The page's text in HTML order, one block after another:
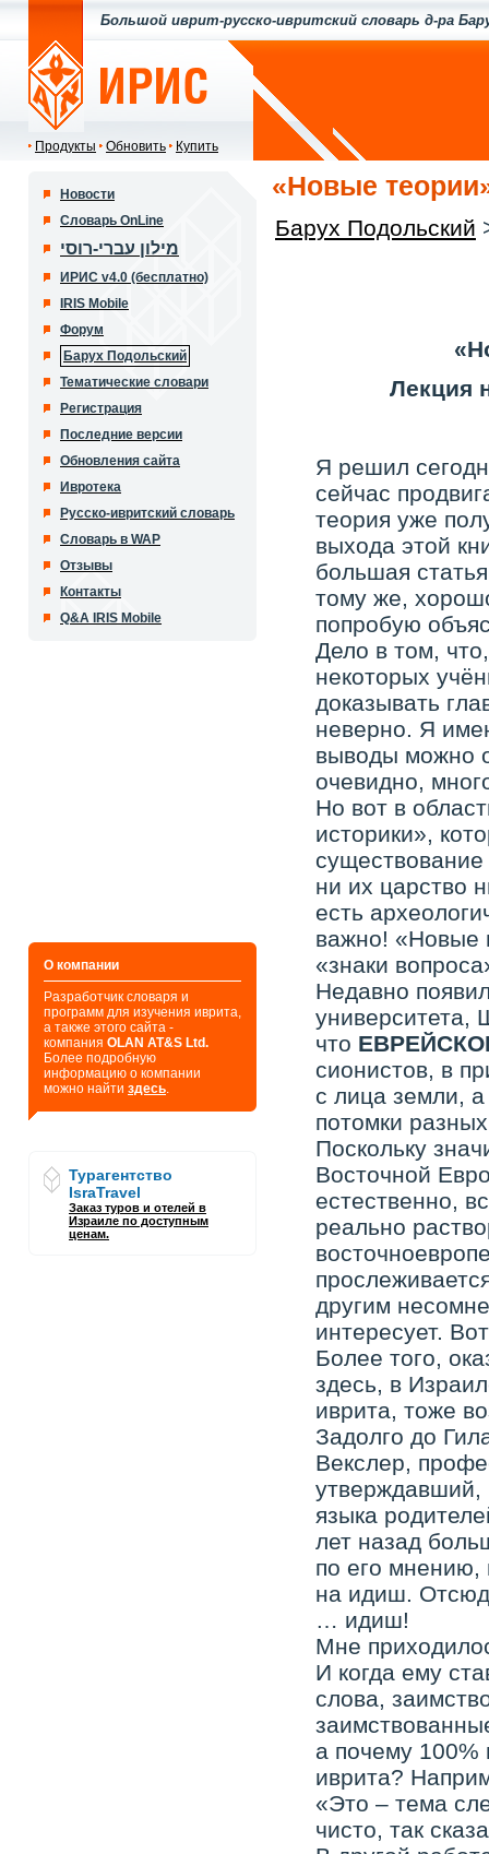
Большой иврит-русско-ивритский словарь д-ра
Продукты Обновить Купить
Новости
Словарь OnLine
מילון עברי-רוסי
ИРИС v4.0 (бесплатно)
IRIS Mobile
Форум
Барух Подольский
Тематические словари
Регистрация
Последние версии
Обновления сайта
Ивротека
Русско-ивритский словарь
Словарь в WAP
Отзывы
Контакты
Q&A IRIS Mobile
О компании
Разработчик словаря и
программ для изучения иврита,
а также этого сайта -
компания OLAN AT&S Ltd.
Более подробную
информацию о компании
можно найти здесь.
Турагентство
IsraTravel
Заказ туров и отелей в
Израиле по доступным
ценам.
«Новые
Барух Подольский
Лекция
Я решил
сейчас
теория уже
выхода этой
большая
тому же,
попробую
Дело в том,
некоторых
доказывать
неверно. Я
выводы можно
очевидно,
Но вот в
историки»,
ни их царство
есть
важно! «Новые
«знаки
Недавно
университета,
что
сионистов, в
с лица земли,
потомки
Поскольку
Восточной
естественно,
реально
другим
интересует.
Более того,
здесь, в
иврита, тоже
Задолго до
Векслер,
утверждавший,
языка
лет назад
по его мнению,
на идиш.
… идиш!
Мне
И когда ему
слова,
а почему 100%
иврита?
«Это – тема
чисто, так